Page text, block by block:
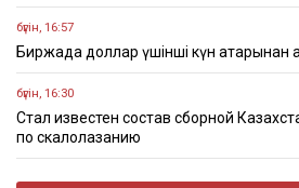
бүгін, 16:57
Биржада доллар үшінші күн қатарынан
бүгін, 16:30
Стал известен состав сборной
по скалолазанию
бүгін, 16:22